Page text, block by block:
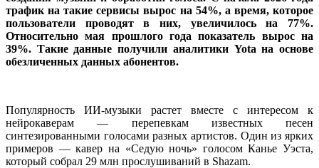
трафик на такие сервисы вырос на 54%, а время, которое
пользователи проводят в них, увеличилось на 77%.
Относительно мая прошлого года показатель вырос на
39%. Такие данные получили аналитики Yota на основе
обезличенных данных абонентов.
Популярность ИИ-музыки растет вместе с интересом к
нейрокаверам — перепевкам известных песен
синтезированными голосами разных артистов. Один из ярких
примеров — кавер на «Седую ночь» голосом Канье Уэста,
который собрал 29 млн прослушиваний в Shazam.